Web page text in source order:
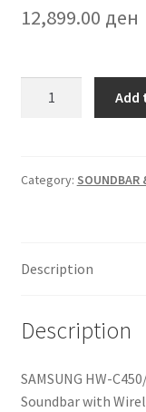
12,899.00 ден
HW-
Add
Category:
Description
Description
SAMSUNG HW-
Soundbar with